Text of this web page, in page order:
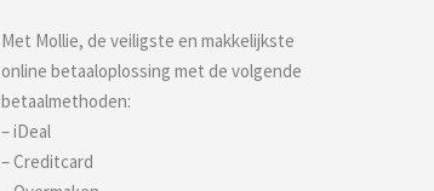
Met Mollie, de veiligste en makkelijkste
online betaaloplossing met de volgende
betaalmethoden:
– iDeal
– Creditcard